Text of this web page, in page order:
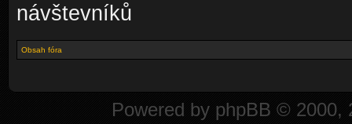
návštevníků
Obsah fóra
Powered by phpBB © 2000,